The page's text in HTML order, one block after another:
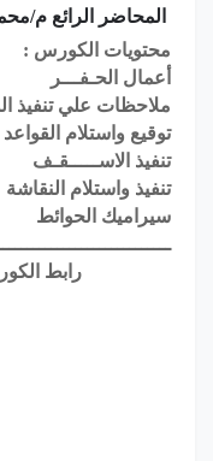
المحاضر الرائع م/
محتويات الكورس :
أعمال الحـفـــر
ملاحظات علي تنفيذ
توقيع واستلام القواعد
تنفيذ الاســـــقـف
تنفيذ واستلام النقاشة
سيراميك الحوائط
رابط